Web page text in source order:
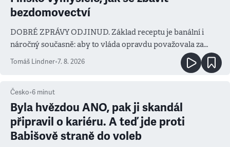
bezdomovectví
DOBRÉ ZPRÁVY ODJINUD. Základ receptu je banální i
náročný současně: aby to vláda opravdu považovala za
prioritu
Tomáš Lindner•7. 8. 2026
Česko•6 minut
Byla hvězdou ANO, pak ji skandál
připravil o kariéru. A teď jde proti
Babišově straně do voleb